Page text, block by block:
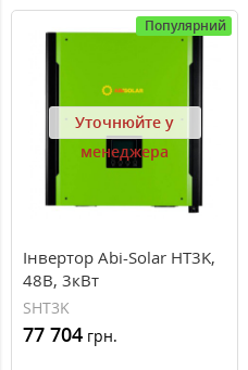
Популярний
Уточнюйте у
менеджера
Інвертор Abi-Solar НT3K,
48В, 3кВт
SНT3K
77 704 грн.